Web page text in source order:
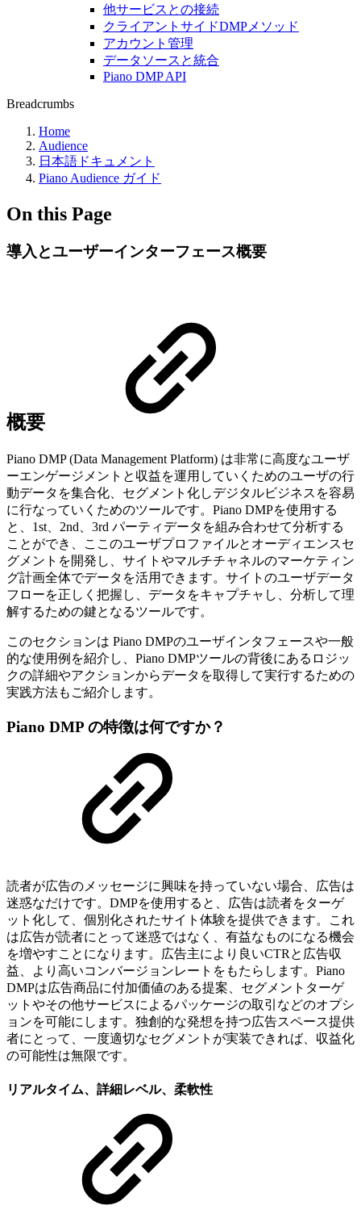
他サービスとの接続
クライアントサイドDMPメソッド
アカウント管理
データソースと統合
Piano DMP API
Breadcrumbs
Home
Audience
日本語ドキュメント
Piano Audience ガイド
On this Page
導入とユーザーインターフェース概要
概要
Piano DMP (Data Management Platform) は非常に高度なユーザ
ーエンゲージメントと収益を運用していくためのユーザの行
動データを集合化、セグメント化しデジタルビジネスを容易
に行なっていくためのツールです。Piano DMPを使用する
と、1st、2nd、3rd パーティデータを組み合わせて分析する
ことができ、ここのユーザプロファイルとオーディエンスセ
グメントを開発し、サイトやマルチチャネルのマーケティン
グ計画全体でデータを活用できます。サイトのユーザデータ
フローを正しく把握し、データをキャプチャし、分析して理
解するための鍵となるツールです。
このセクションは Piano DMPのユーザインタフェースや一般
的な使用例を紹介し、Piano DMPツールの背後にあるロジッ
クの詳細やアクションからデータを取得して実行するための
実践方法もご紹介します。
Piano DMP の特徴は何ですか？
読者が広告のメッセージに興味を持っていない場合、広告は
迷惑なだけです。DMPを使用すると、広告は読者をターゲ
ット化して、個別化されたサイト体験を提供できます。これ
は広告が読者にとって迷惑ではなく、有益なものになる機会
を増やすことになります。広告主により良いCTRと広告収
益、より高いコンバージョンレートをもたらします。Piano
DMPは広告商品に付加価値のある提案、セグメントターゲ
ットやその他サービスによるパッケージの取引などのオプシ
ョンを可能にします。独創的な発想を持つ広告スペース提供
者にとって、一度適切なセグメントが実装できれば、収益化
の可能性は無限です。
リアルタイム、詳細レベル、柔軟性